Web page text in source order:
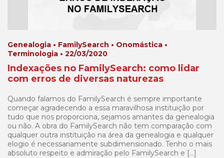
Genealogia • FamilySearch • Onomástica •
Terminologia • 22/03/2020
Indexações no FamilySearch: como lidar
com erros de diversas naturezas
Quando falamos do FamilySearch é sempre importante
começar agradecendo a essa maravilhosa instituição por
tudo que nos proporciona, sejamos amantes da genealogia
ou não. A obra do FamilySearch não tem comparação com
qualquer outra instituição na área da genealogia e qualquer
elogio é necessariamente subdimensionado. Tenho o mais
absoluto respeito e admiração pelo FamilySearch e […]